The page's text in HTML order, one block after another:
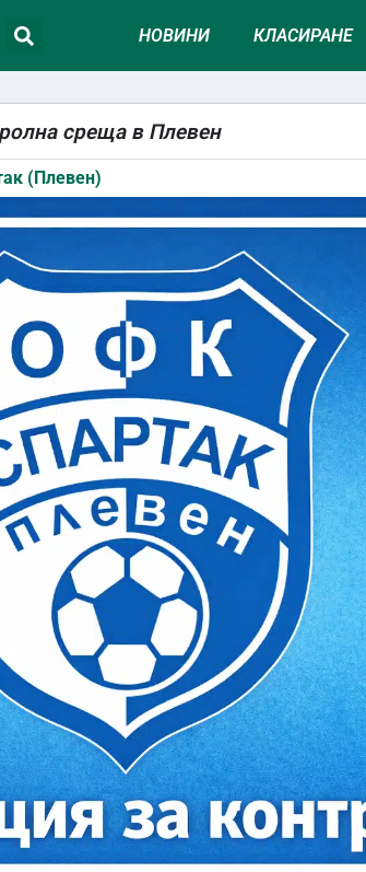
НОВИНИ КЛАСИРАНЕ
среща в Плевен
(Плевен)